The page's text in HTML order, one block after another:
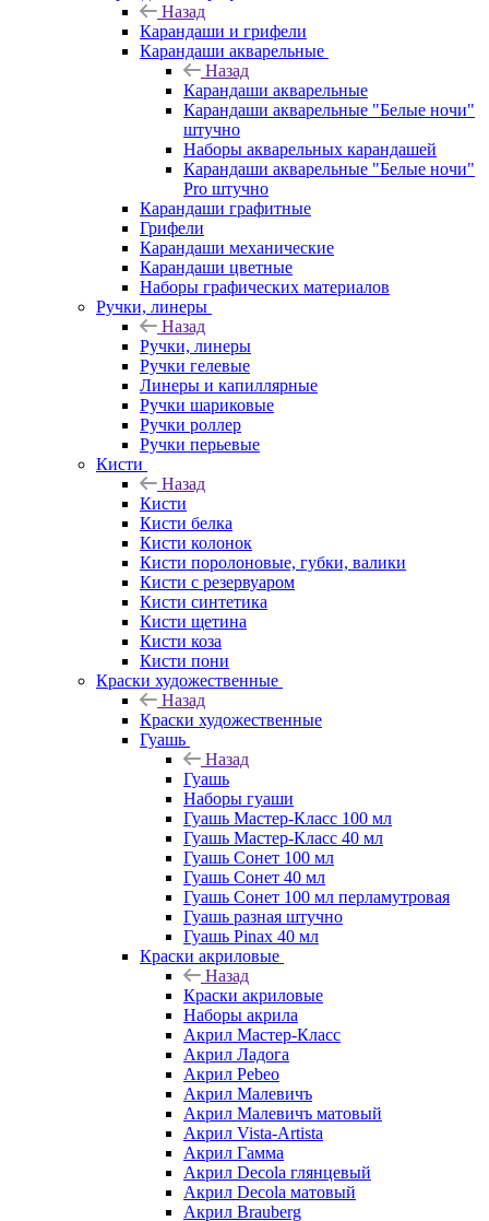
Назад
Карандаши и грифели
Карандаши акварельные
Назад
Карандаши акварельные
Карандаши акварельные "Белые ночи"
штучно
Наборы акварельных карандашей
Карандаши акварельные "Белые ночи"
Pro штучно
Карандаши графитные
Грифели
Карандаши механические
Карандаши цветные
Наборы графических материалов
Ручки, линеры
Назад
Ручки, линеры
Ручки гелевые
Линеры и капиллярные
Ручки шариковые
Ручки роллер
Ручки перьевые
Кисти
Назад
Кисти
Кисти белка
Кисти колонок
Кисти поролоновые, губки, валики
Кисти с резервуаром
Кисти синтетика
Кисти щетина
Кисти коза
Кисти пони
Краски художественные
Назад
Краски художественные
Гуашь
Назад
Гуашь
Наборы гуаши
Гуашь Мастер-Класс 100 мл
Гуашь Мастер-Класс 40 мл
Гуашь Сонет 100 мл
Гуашь Сонет 40 мл
Гуашь Сонет 100 мл перламутровая
Гуашь разная штучно
Гуашь Pinax 40 мл
Краски акриловые
Назад
Краски акриловые
Наборы акрила
Акрил Мастер-Класс
Акрил Ладога
Акрил Pebeo
Акрил Малевичъ
Акрил Малевичъ матовый
Акрил Vista-Artista
Акрил Гамма
Акрил Decola глянцевый
Акрил Decola матовый
Акрил Brauberg